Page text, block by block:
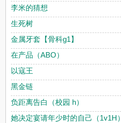
李米的猜想
生死树
金属牙套【骨科g1】
在产品（ABO）
以寇王
黑金链
负距离告白（校园 h）
她决定宴请年少时的自己（1v1H）